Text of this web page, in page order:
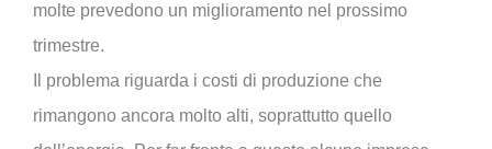
molte prevedono un miglioramento nel prossimo
trimestre.
Il problema riguarda i costi di produzione che
rimangono ancora molto alti, soprattutto quello